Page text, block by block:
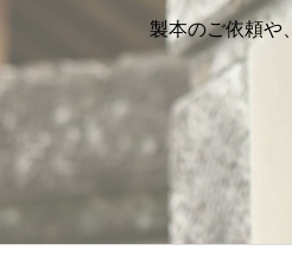
製本のご依頼や